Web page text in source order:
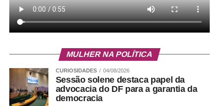
MULHER NA POLÍTICA
CURIOSIDADES 04/08/2026
Sessão solene destaca papel da
advocacia do DF para a garantia da
democracia